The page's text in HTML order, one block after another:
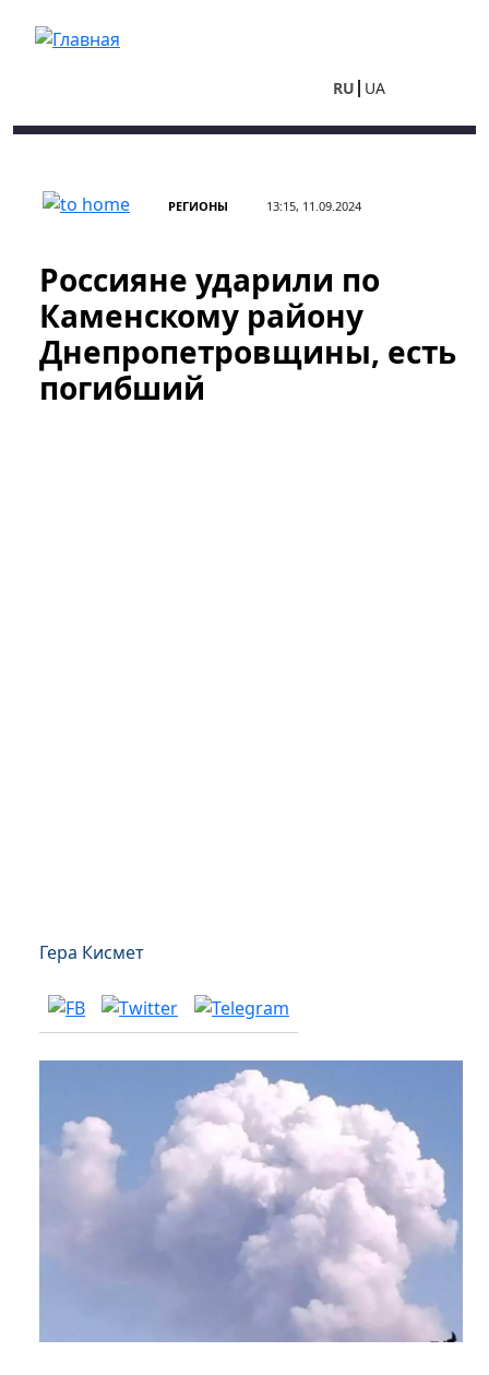
RU UA
РЕГИОНЫ 13:15, 11.09.2024
Россияне ударили по
Каменскому району
Днепропетровщины, есть
погибший
Гера Кисмет